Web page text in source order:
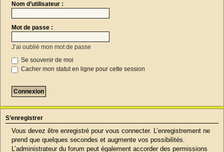
Nom d’utilisateur :
Mot de passe :
J’ai oublié mon mot de passe
Se souvenir de moi
Cacher mon statut en ligne pour cette session
S’enregistrer
Vous devez être enregistré pour vous connecter. L’enregistrement ne
prend que quelques secondes et augmente vos possibilités.
L’administrateur du forum peut également accorder des permissions